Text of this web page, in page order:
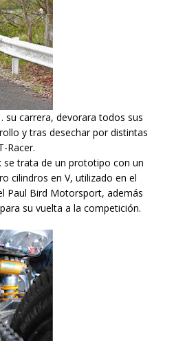
carrera, devorara todos sus
y tras desechar por distintas
Racer.
se trata de un prototipo con un
cilindros en V, utilizado en el
Paul Bird Motorsport, además
su vuelta a la competición.